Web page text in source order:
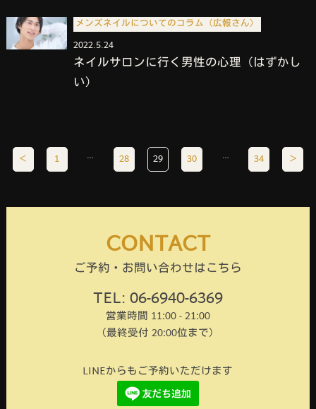
メンズネイルについてのコラム（広報さん）
2022.5.24
ネイルサロンに行く男性の心理（はずかし
い）
＜ 1 … 28 29 30 … 34 ＞
CONTACT
ご予約・お問い合わせはこちら
TEL: 06-6940-6369
営業時間 11:00 - 21:00
（最終受付 20:00位まで）
LINEからもご予約いただけます